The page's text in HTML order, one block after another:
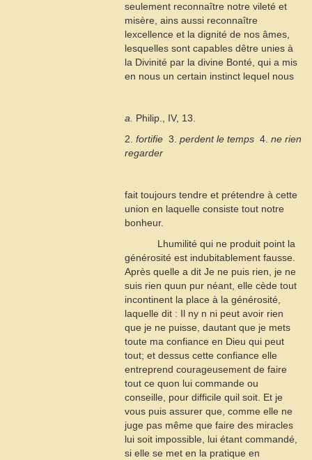
seulement reconnaître notre vileté et
misère, ains aussi reconnaître
lexcellence et la dignité de nos âmes,
lesquelles sont capables dêtre unies à
la Divinité par la divine Bonté, qui a mis
en nous un certain instinct lequel nous
a.
Philip., IV, 13.
2. fortifie  3. perdent le temps  4. ne rien
regarder
fait toujours tendre et prétendre à cette
union en laquelle consiste tout notre
bonheur.
Lhumilité qui ne produit point la
générosité est indubitablement fausse.
Après quelle a dit Je ne puis rien, je ne
suis rien quun pur néant, elle cède tout
incontinent la place à la générosité,
laquelle dit : Il ny n ni peut avoir rien
que je ne puisse, dautant que je mets
toute ma confiance en Dieu qui peut
tout; et dessus cette confiance elle
entreprend courageusement de faire
tout ce quon lui commande ou
conseille, pour difficile quil soit. Et je
vous puis assurer que, comme elle ne
juge pas même que faire des miracles
lui soit impossible, lui étant commandé,
si elle se met en la pratique en